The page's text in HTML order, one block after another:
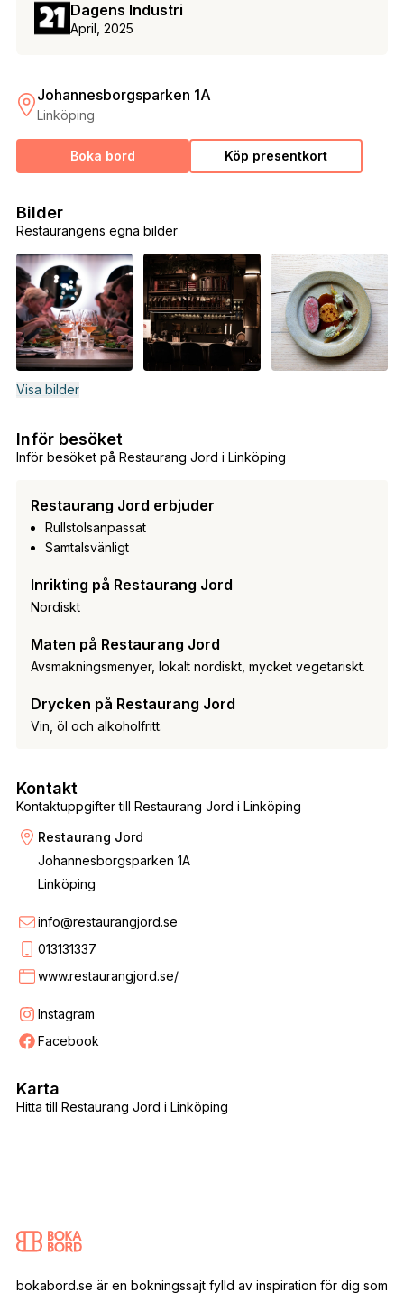
Dagens Industri
April, 2025
Johannesborgsparken 1A
Linköping
Boka bord Köp presentkort
Restaurangens egna bilder
Bilder
Visa bilder
Inför besöket på Restaurang Jord i Linköping
Inför besöket
Restaurang Jord erbjuder
Rullstolsanpassat
Samtalsvänligt
Inrikting på Restaurang Jord
Nordiskt
Maten på Restaurang Jord
Avsmakningsmenyer, lokalt nordiskt, mycket vegetariskt.
Drycken på Restaurang Jord
Vin, öl och alkoholfritt.
Kontaktuppgifter till Restaurang Jord i Linköping
Kontakt
Restaurang Jord
Johannesborgsparken 1A
Linköping
info@restaurangjord.se
013131337
www.restaurangjord.se/
Instagram
Facebook
Hitta till Restaurang Jord i Linköping
Karta
bokabord.se är en bokningssajt fylld av inspiration för dig som